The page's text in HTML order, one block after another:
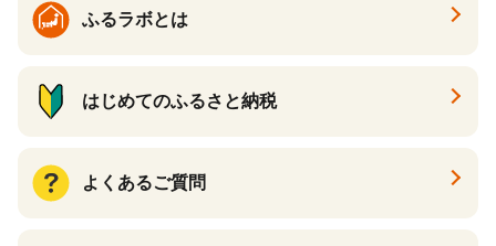
ふるラボとは
はじめてのふるさと納税
よくあるご質問